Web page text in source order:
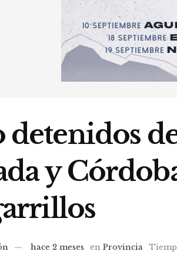
detenidos
y
hace 2 meses en Provincia